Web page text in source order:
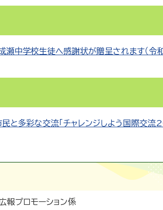
瀬中学校生徒へ感謝状が贈呈されます（
民と多彩な交流｢チャレンジしよう国際交
プロモーション係